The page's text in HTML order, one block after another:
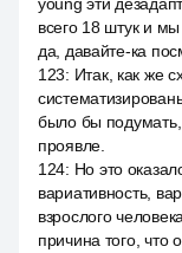
всего 18 штук и
да, давайте-ка
123: Итак, как же
было бы подумать,
проявле.
124: Но это
вариативность,
взрослого
причина того, что